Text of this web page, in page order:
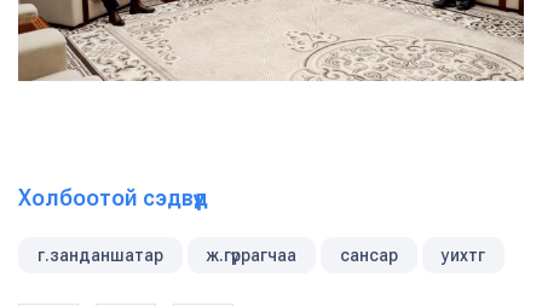
Холбоотой сэдвүүд
г.занданшатар ж.гүррагчаа сансар уихтг